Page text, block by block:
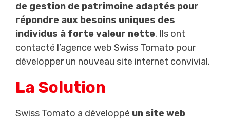
de gestion de patrimoine adaptés pour
répondre aux besoins uniques des
individus à forte valeur nette. Ils ont
contacté l’agence web Swiss Tomato pour
développer un nouveau site internet convivial.
La Solution
Swiss Tomato a développé un site web